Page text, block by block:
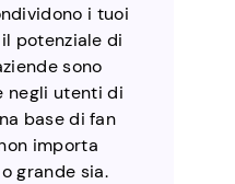
i tuoi
potenziale di
sono
negli utenti di
base di fan
importa
grande sia.